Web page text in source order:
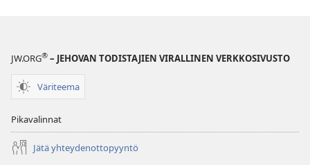
JW.ORG® – JEHOVAN TODISTAJIEN VIRALLINEN VERKKOSIVUSTO
Väriteema
Pikavalinnat
Jätä yhteydenottopyyntö